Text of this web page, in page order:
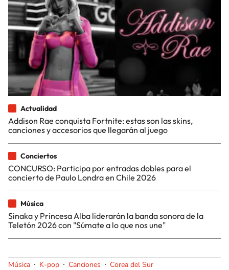
Actualidad
Addison Rae conquista Fortnite: estas son las skins,
canciones y accesorios que llegarán al juego
Conciertos
CONCURSO: Participa por entradas dobles para el
concierto de Paulo Londra en Chile 2026
Música
Sinaka y Princesa Alba liderarán la banda sonora de la
Teletón 2026 con "Súmate a lo que nos une"
Música K-pop Canciones Corea del Sur